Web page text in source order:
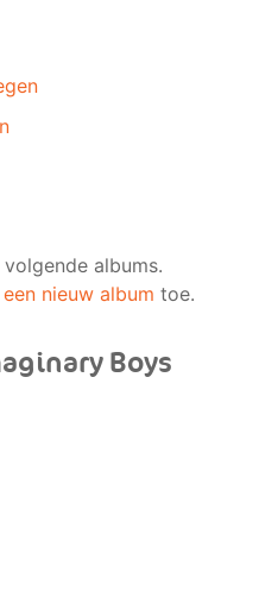
albums.
een nieuw album toe.
Boys